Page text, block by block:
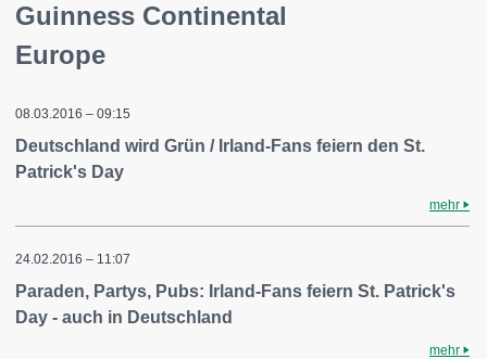
Guinness Continental
Europe
08.03.2016 – 09:15
Deutschland wird Grün / Irland-Fans feiern den St.
Patrick's Day
mehr
24.02.2016 – 11:07
Paraden, Partys, Pubs: Irland-Fans feiern St. Patrick's
Day - auch in Deutschland
mehr